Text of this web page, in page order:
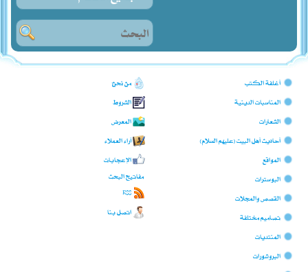
أغلفة الكتب
المناسبات الدينية
الشعارات
أحاديث أهل البيت (عليهم السلام)
المواقع
البوسترات
القصص والمجلات
تصاميم مختلفة
المنتديات
البروشورات
من نحن؟
الشروط
المعرض
آراء العملاء
الإعجابات
مفاتيح البحث
RSS
اتصل بنا